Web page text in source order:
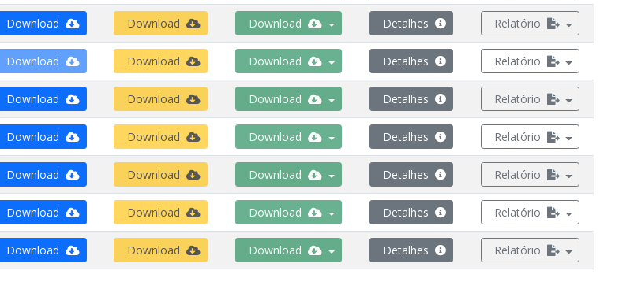
Download Download Download Detalhes Relatório
Download Download Download Detalhes Relatório
Download Download Download Detalhes Relatório
Download Download Download Detalhes Relatório
Download Download Download Detalhes Relatório
Download Download Download Detalhes Relatório
Download Download Download Detalhes Relatório